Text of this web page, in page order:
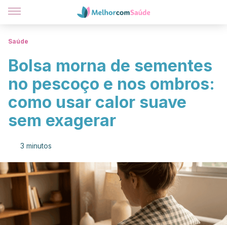
Saúde
Bolsa morna de sementes
no pescoço e nos ombros:
como usar calor suave
sem exagerar
3 minutos